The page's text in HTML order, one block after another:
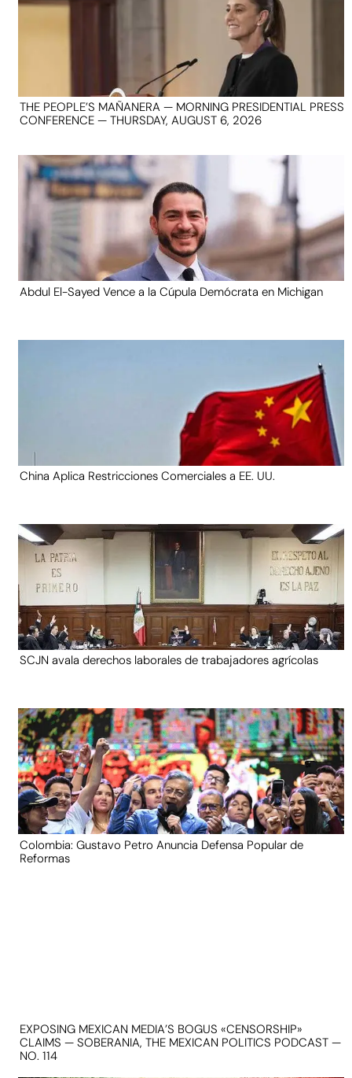
THE PEOPLE’S MAÑANERA — MORNING PRESIDENTIAL PRESS
CONFERENCE — THURSDAY, AUGUST 6, 2026
Abdul El-Sayed Vence a la Cúpula Demócrata en Michigan
China Aplica Restricciones Comerciales a EE. UU.
SCJN avala derechos laborales de trabajadores agrícolas
Colombia: Gustavo Petro Anuncia Defensa Popular de
Reformas
EXPOSING MEXICAN MEDIA’S BOGUS «CENSORSHIP»
CLAIMS — SOBERANIA, THE MEXICAN POLITICS PODCAST —
NO. 114